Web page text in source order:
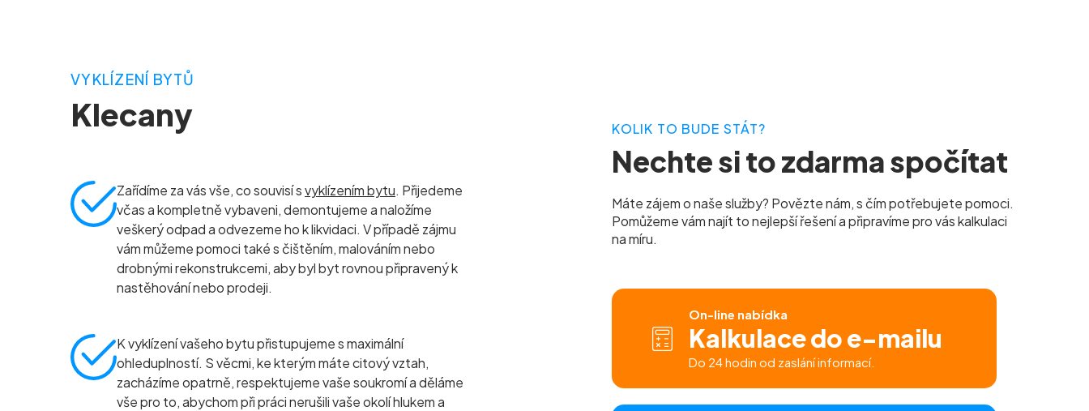
VYKLÍZENÍ BYTŮ
Klecany
Zařídíme za vás vše, co souvisí svyklízením bytu. Přijedeme
včas a kompletně vybaveni, demontujeme a naložíme
veškerý odpad a odvezeme ho k likvidaci. V případě zájmu
vám můžeme pomoci také s čištěním, malováním nebo
drobnými rekonstrukcemi, aby byl byt rovnou připravený k
nastěhování nebo prodeji.
K vyklízení vašeho bytu přistupujeme s maximální
ohleduplností. S věcmi, ke kterým máte citový vztah,
zacházíme opatrně, respektujeme vaše soukromí a děláme
vše pro to, abychom při práci nerušili vaše okolí hlukem a
KOLIK TO BUDE STÁT?
Nechte si to zdarma spočítat
Máte zájem o naše služby? Povězte nám, s čím potřebujete pomoci.
Pomůžeme vám najít to nejlepší řešení a připravíme pro vás kalkulaci
na míru.
On-line nabídka
Kalkulace do e-mailu
Do 24 hodin od zaslání informací.